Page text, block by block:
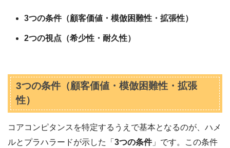
3つの条件（顧客価値・模倣困難性・拡張性）
2つの視点（希少性・耐久性）
3つの条件（顧客価値・模倣困難性・拡張
性）
コアコンピタンスを特定するうえで基本となるのが、ハメ
ルとプラハラードが示した「 3つの条件」です。
この条件